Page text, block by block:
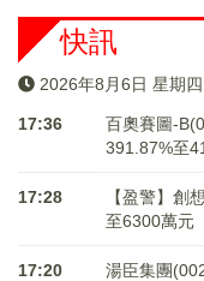
快訊
2026年8月6日 星期
17:36
百奧賽圖-
391.87%至
17:28
【盈警】創
至6300萬元
17:20
湯臣集團